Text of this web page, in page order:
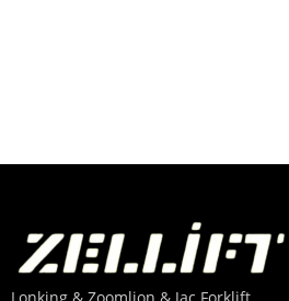
Lonking & Zoomlion & Jac Forklift